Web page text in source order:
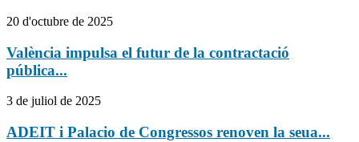
20 d'octubre de 2025
València impulsa el futur de la contractació
pública...
3 de juliol de 2025
ADEIT i Palacio de Congressos renoven la seua...